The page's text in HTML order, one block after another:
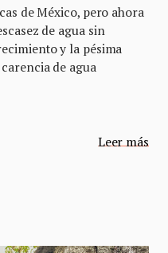
de México, pero ahora
de agua sin
y la pésima
de agua
Leer más